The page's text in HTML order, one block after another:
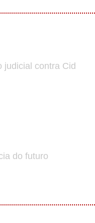
judicial contra Cid
do futuro